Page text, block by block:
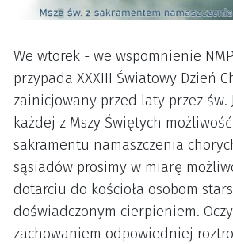
We wtorek - we wspomnienie
przypada XXXIII Światowy Dzień
zainicjowany przed laty przez św.
każdej z Mszy Świętych
sakramentu namaszczenia
sąsiadów prosimy w miarę
dotarciu do kościoła osobom
doświadczonym cierpieniem.
zachowaniem odpowiedniej